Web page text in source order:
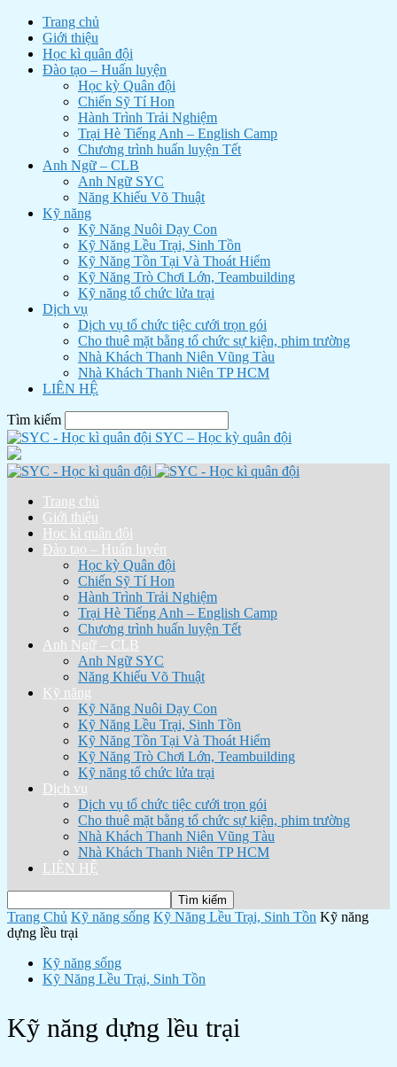
Trang chủ
Giới thiệu
Học kì quân đội
Đào tạo – Huấn luyện
Học kỳ Quân đội
Chiến Sỹ Tí Hon
Hành Trình Trải Nghiệm
Trại Hè Tiếng Anh – English Camp
Chương trình huấn luyện Tết
Anh Ngữ – CLB
Anh Ngữ SYC
Năng Khiếu Võ Thuật
Kỹ năng
Kỹ Năng Nuôi Dạy Con
Kỹ Năng Lều Trại, Sinh Tồn
Kỹ Năng Tồn Tại Và Thoát Hiểm
Kỹ Năng Trò Chơi Lớn, Teambuilding
Kỹ năng tổ chức lửa trại
Dịch vụ
Dịch vụ tổ chức tiệc cưới trọn gói
Cho thuê mặt bằng tổ chức sự kiện, phim trường
Nhà Khách Thanh Niên Vũng Tàu
Nhà Khách Thanh Niên TP HCM
LIÊN HỆ
Tìm kiếm
SYC – Học kỳ quân đội
Trang chủ
Giới thiệu
Học kì quân đội
Đào tạo – Huấn luyện
Học kỳ Quân đội
Chiến Sỹ Tí Hon
Hành Trình Trải Nghiệm
Trại Hè Tiếng Anh – English Camp
Chương trình huấn luyện Tết
Anh Ngữ – CLB
Anh Ngữ SYC
Năng Khiếu Võ Thuật
Kỹ năng
Kỹ Năng Nuôi Dạy Con
Kỹ Năng Lều Trại, Sinh Tồn
Kỹ Năng Tồn Tại Và Thoát Hiểm
Kỹ Năng Trò Chơi Lớn, Teambuilding
Kỹ năng tổ chức lửa trại
Dịch vụ
Dịch vụ tổ chức tiệc cưới trọn gói
Cho thuê mặt bằng tổ chức sự kiện, phim trường
Nhà Khách Thanh Niên Vũng Tàu
Nhà Khách Thanh Niên TP HCM
LIÊN HỆ
Trang Chủ Kỹ năng sống Kỹ Năng Lều Trại, Sinh Tồn Kỹ năng
dựng lều trại
Kỹ năng sống
Kỹ Năng Lều Trại, Sinh Tồn
Kỹ năng dựng lều trại